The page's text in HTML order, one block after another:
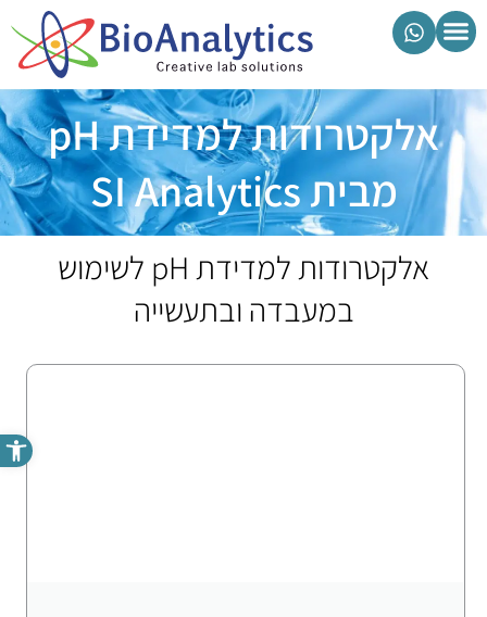
אלקטרודות למדידת pH
מבית SI Analytics
אלקטרודות למדידת pH לשימוש
במעבדה ובתעשייה
פתח סרגל נגישות